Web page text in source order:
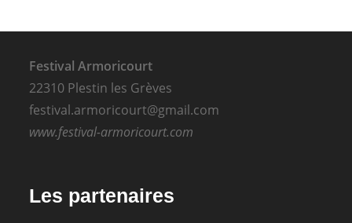
Festival Armoricourt
22310 Plestin les Grèves
festival.armoricourt@gmail.com
www.festival-armoricourt.com
Les partenaires